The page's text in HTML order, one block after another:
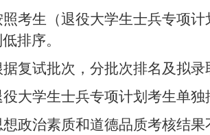
照考生（退役大学生士兵专项
排序。
据复试批次，分批次排名及拟录
役大学生士兵专项计划考生单独
想政治素质和道德品质考核结